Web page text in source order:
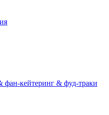
фан-кейтеринг & фуд-траки